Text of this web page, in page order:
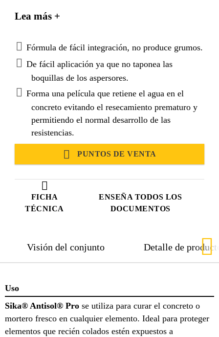
FICHA
TÉCNICA
ENSEÑA TODOS LOS
DOCUMENTOS
completo curado del material. Cumple con la norma
Lea más +
Fórmula de fácil integración, no produce grumos.
De fácil aplicación ya que no taponea las
boquillas de los aspersores.
Forma una película que retiene el agua en el
concreto evitando el resecamiento prematuro y
permitiendo el normal desarrollo de las
resistencias.
PUNTOS DE VENTA
Visión del conjunto Detalle de
Uso
Sika® Antisol® Pro se utiliza para curar el concreto o
mortero fresco en cualquier elemento. Ideal para proteger
elementos que recién colados estén expuestos a